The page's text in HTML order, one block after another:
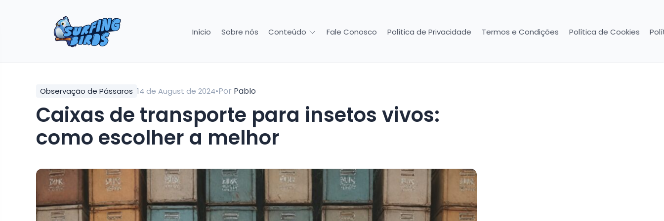
Início Sobre nós Conteúdo Fale Conosco Política de Privacidade Termos e Condições Política de Cookies
Observação de Pássaros 14 de August de 2024•Por Pablo
Caixas de transporte para insetos vivos:
como escolher a melhor